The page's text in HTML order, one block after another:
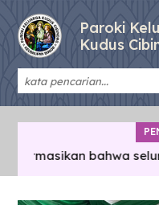
Paroki
Kudus
bahwa seluruh